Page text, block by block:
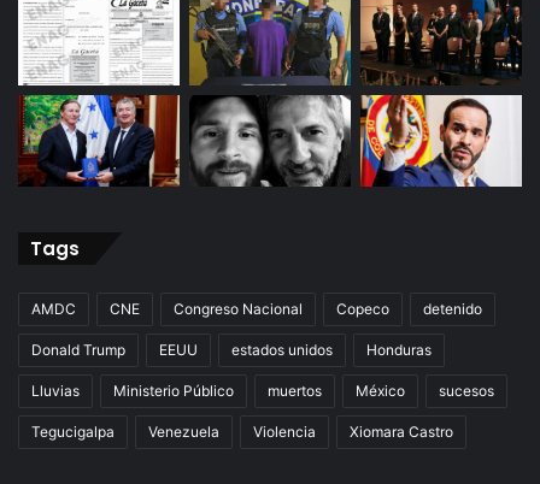
Tags
AMDC CNE Congreso Nacional Copeco detenido
Donald Trump EEUU estados unidos Honduras
Lluvias Ministerio Público muertos México sucesos
Tegucigalpa Venezuela Violencia Xiomara Castro